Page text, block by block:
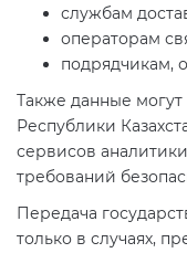
службам
операторам
подрядчикам,
Также данные
Республики
сервисов
требований
Передача
только в случаях,